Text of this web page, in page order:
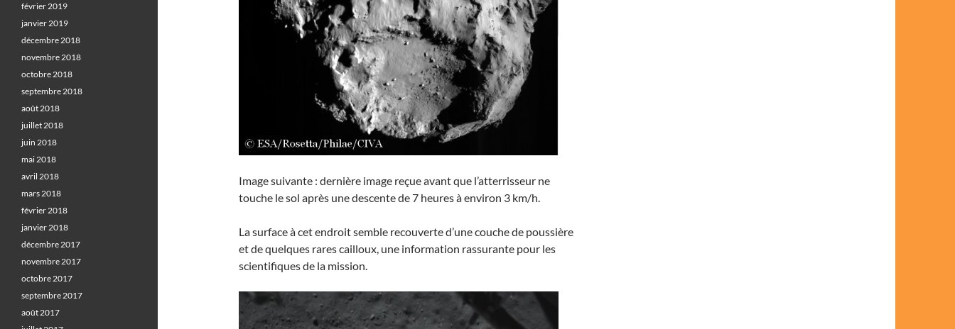
Image suivante : dernière image reçue avant que l’atterrisseur ne
touche le sol après une descente de 7 heures à environ 3 km/h.
La surface à cet endroit semble recouverte d’une couche de poussière
et de quelques rares cailloux, une information rassurante pour les
scientifiques de la mission.
février 2019
janvier 2019
décembre 2018
novembre 2018
octobre 2018
septembre 2018
août 2018
juillet 2018
juin 2018
mai 2018
avril 2018
mars 2018
février 2018
janvier 2018
décembre 2017
novembre 2017
octobre 2017
septembre 2017
août 2017